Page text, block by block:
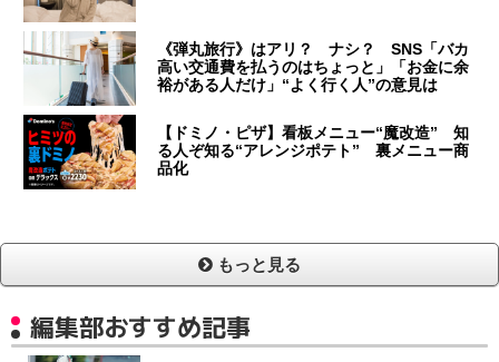
《弾丸旅行》はアリ？ ナシ？ SNS「バカ
高い交通費を払うのはちょっと」「お金に余
裕がある人だけ」“よく行く人”の意見は
【ドミノ・ピザ】看板メニュー“魔改造” 知
る人ぞ知る“アレンジポテト” 裏メニュー商
品化
もっと見る
編集部おすすめ記事